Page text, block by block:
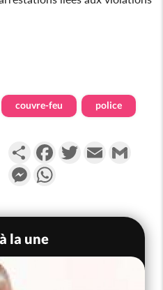
couvre-feu police
PartagerFacebookTwitterEmail
Messenger
la une